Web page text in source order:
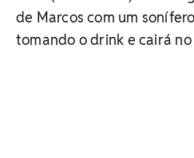
de Marcos com um
tomando o drink e cairá no